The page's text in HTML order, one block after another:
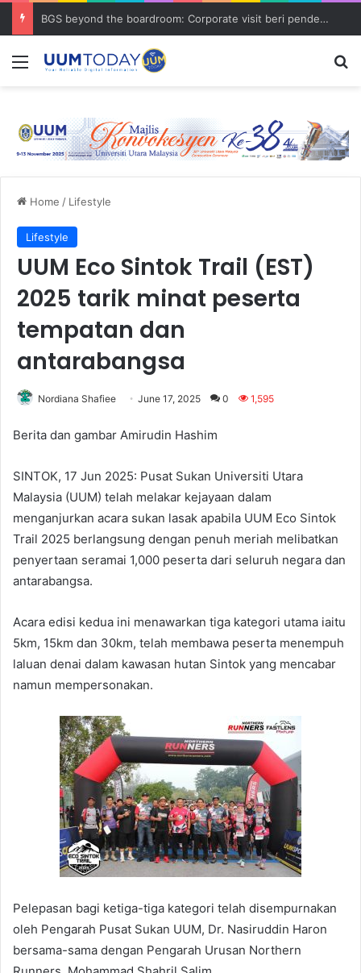
BGS beyond the boardroom: Corporate visit beri pendedahan dunia korporat kepada PELAJAR UUM
Menu
Home / Lifestyle
Lifestyle
UUM Eco Sintok Trail (EST)
2025 tarik minat peserta
tempatan dan
antarabangsa
Nordiana Shafiee June 17, 2025 0 1,595
Berita dan gambar Amirudin Hashim
SINTOK, 17 Jun 2025: Pusat Sukan Universiti Utara
Malaysia (UUM) telah melakar kejayaan dalam
menganjurkan acara sukan lasak apabila UUM Eco Sintok
Trail 2025 berlangsung dengan penuh meriah melibatkan
penyertaan seramai 1,000 peserta dari seluruh negara dan
antarabangsa.
Acara edisi kedua ini menawarkan tiga kategori utama iaitu
5km, 15km dan 30km, telah membawa peserta menempuh
laluan denai dalam kawasan hutan Sintok yang mencabar
namun mempersonakan.
Pelepasan bagi ketiga-tiga kategori telah disempurnakan
oleh Pengarah Pusat Sukan UUM, Dr. Nasiruddin Haron
bersama-sama dengan Pengarah Urusan Northern